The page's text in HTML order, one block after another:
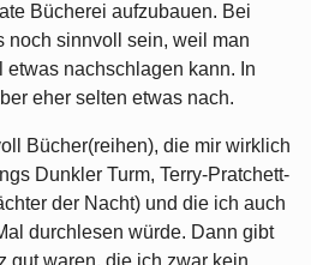
Bücherei aufzubauen. Bei
noch sinnvoll sein, weil man
nachschlagen kann. In
eher selten etwas nach.
Bücher(reihen), die mir wirklich
Dunkler Turm, Terry-Pratchett-
der Nacht) und die ich auch
durchlesen würde. Dann gibt